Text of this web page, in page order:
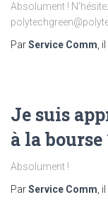
Absolument !
ParService Comm ,
Je suis
à la bourse
Absolument !
ParService Comm ,